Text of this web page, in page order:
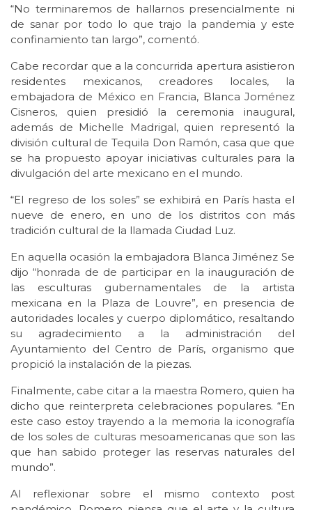
“No terminaremos de hallarnos presencialmente ni
de sanar por todo lo que trajo la pandemia y este
confinamiento tan largo”, comentó.
Cabe recordar que a la concurrida apertura asistieron
residentes mexicanos, creadores locales, la
embajadora de México en Francia, Blanca Joménez
Cisneros, quien presidió la ceremonia inaugural,
además de Michelle Madrigal, quien representó la
división cultural de Tequila Don Ramón, casa que que
se ha propuesto apoyar iniciativas culturales para la
divulgación del arte mexicano en el mundo.
“El regreso de los soles” se exhibirá en París hasta el
nueve de enero, en uno de los distritos con más
tradición cultural de la llamada Ciudad Luz.
En aquella ocasión la embajadora Blanca Jiménez Se
dijo “honrada de de participar en la inauguración de
las esculturas gubernamentales de la artista
mexicana en la Plaza de Louvre”, en presencia de
autoridades locales y cuerpo diplomático, resaltando
su agradecimiento a la administración del
Ayuntamiento del Centro de París, organismo que
propició la instalación de la piezas.
Finalmente, cabe citar a la maestra Romero, quien ha
dicho que reinterpreta celebraciones populares. “En
este caso estoy trayendo a la memoria la iconografía
de los soles de culturas mesoamericanas que son las
que han sabido proteger las reservas naturales del
mundo”.
Al reflexionar sobre el mismo contexto post